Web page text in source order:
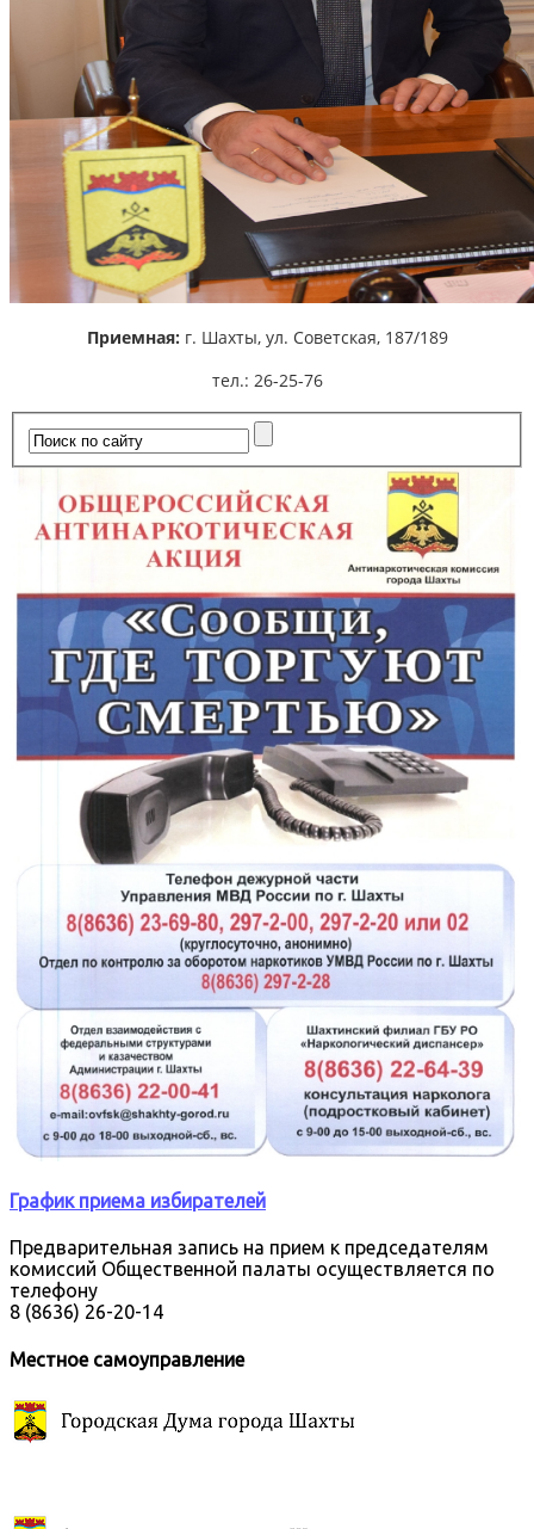
Приемная: г. Шахты, ул. Советская, 187/189
тел.: 26-25-76
График приема избирателей
Предварительная запись на прием к председателям
комиссий Общественной палаты осуществляется по
телефону
8 (8636) 26-20-14
Местное самоуправление